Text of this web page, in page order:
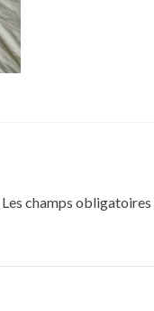
Les champs